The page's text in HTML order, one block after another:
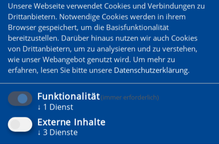
‹ Zurück zur Übersicht ›
DU WILLST MITGLIED
Zum Probetraining anmelden
Unsere Webseite verwendet Cookies und Verbindungen zu
Drittanbietern. Notwendige Cookies werden in ihrem
Browser gespeichert, um die Basisfunktionalität
bereitzustellen. Darüber hinaus nutzen wir auch Cookies
von Drittanbietern, um zu analysieren und zu verstehen,
wie unser Webangebot genutzt wird. Um mehr zu
erfahren, lesen Sie bitte unsere Datenschutzerklärung.
Funktionalität(immer erforderlich)
↓ 1 Dienst
Externe Inhalte
↓ 3 Dienste